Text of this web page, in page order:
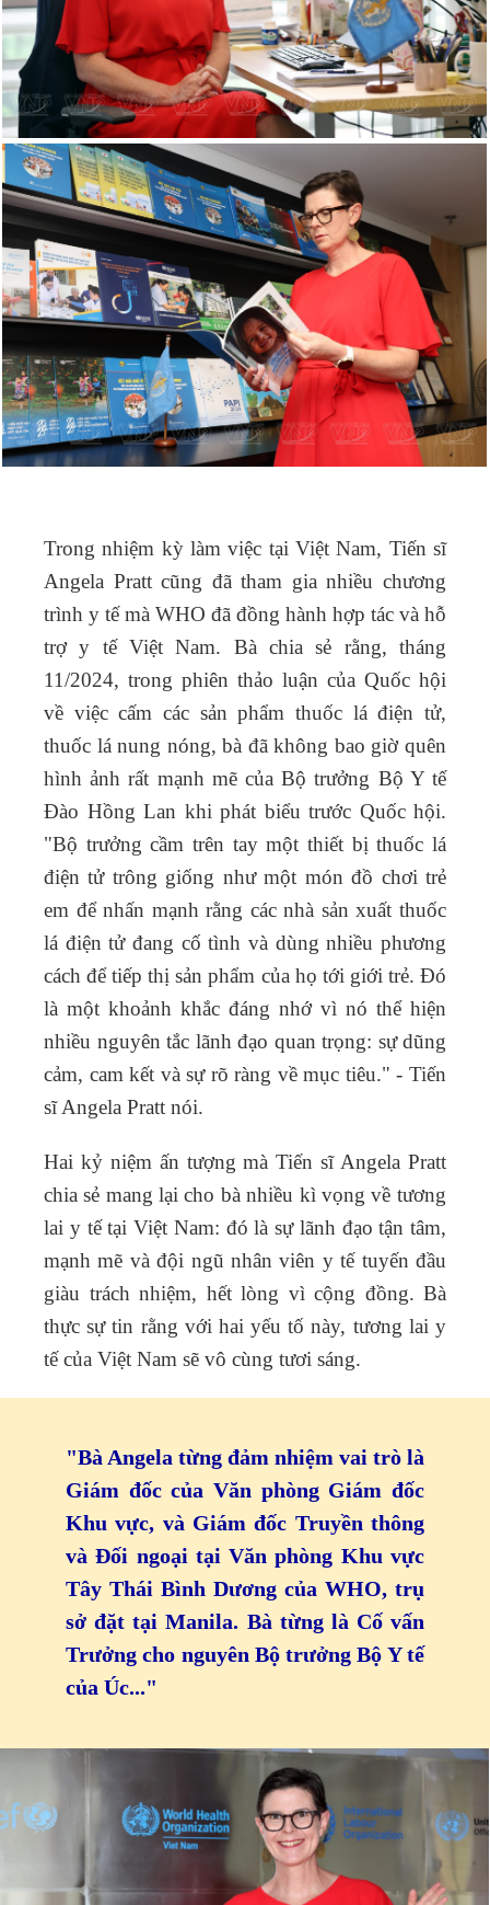
Trong nhiệm kỳ làm việc tại Việt Nam, Tiến sĩ
Angela Pratt cũng đã tham gia nhiều chương
trình y tế mà WHO đã đồng hành hợp tác và hỗ
trợ y tế Việt Nam. Bà chia sẻ rằng, tháng
11/2024, trong phiên thảo luận của Quốc hội
về việc cấm các sản phẩm thuốc lá điện tử,
thuốc lá nung nóng, bà đã không bao giờ quên
hình ảnh rất mạnh mẽ của Bộ trưởng Bộ Y tế
Đào Hồng Lan khi phát biểu trước Quốc hội.
"Bộ trưởng cầm trên tay một thiết bị thuốc lá
điện tử trông giống như một món đồ chơi trẻ
em để nhấn mạnh rằng các nhà sản xuất thuốc
lá điện tử đang cố tình và dùng nhiều phương
cách để tiếp thị sản phẩm của họ tới giới trẻ. Đó
là một khoảnh khắc đáng nhớ vì nó thể hiện
nhiều nguyên tắc lãnh đạo quan trọng: sự dũng
cảm, cam kết và sự rõ ràng về mục tiêu." - Tiến
sĩ Angela Pratt nói.
Hai kỷ niệm ấn tượng màTiến sĩ Angela Pratt
chia sẻ mang lại cho bà nhiều kì vọng về tương
lai y tế tại Việt Nam: đó là sự lãnh đạo tận tâm,
mạnh mẽ và đội ngũ nhân viên y tế tuyến đầu
giàu trách nhiệm, hết lòng vì cộng đồng. Bà
thực sự tin rằng với hai yếu tố này, tương lai y
tế của Việt Nam sẽ vô cùng tươi sáng.
"Bà Angela từng đảm nhiệm vai trò là
Giám đốc của Văn phòng Giám đốc
Khu vực, và Giám đốc Truyền thông
và Đối ngoại tại Văn phòng Khu vực
Tây Thái Bình Dương của WHO, trụ
sở đặt tại Manila. Bà từng là Cố vấn
Trưởng cho nguyên Bộ trưởng Bộ Y tế
của Úc..."